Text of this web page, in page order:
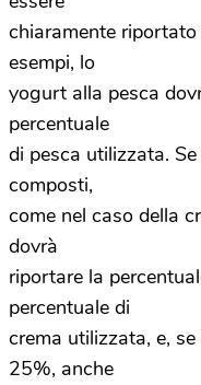
chiaramente
esempi, lo
yogurt alla pesca
percentuale
di pesca utilizzata.
composti,
come nel caso della
dovrà
riportare la
percentuale di
crema utilizzata, e,
25%, anche